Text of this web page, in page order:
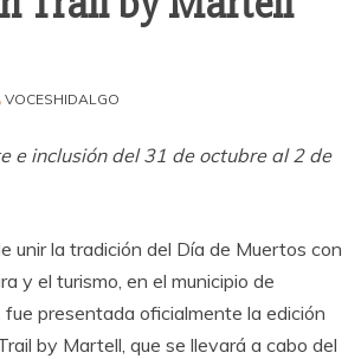
VOCESHIDALGO
e inclusión del 31 de octubre al 2 de
unir la tradición del Día de Muertos con
y el turismo, en el municipio de
fue presentada oficialmente la edición
by Martell, que se llevará a cabo del